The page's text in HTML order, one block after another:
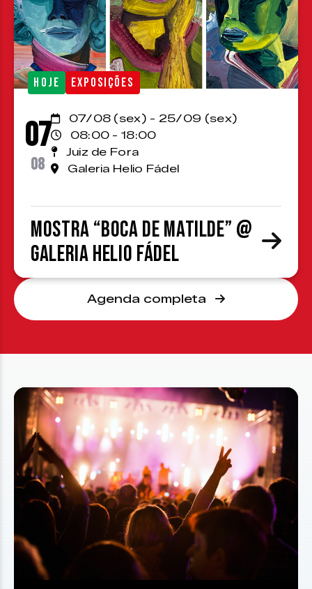
HOJE EXPOSIÇÕES
07
08
07/08 (sex) - 25/09 (sex)
08:00 - 18:00
Juiz de Fora
Galeria Helio Fádel
Mostra “Boca de Matilde” @
Galeria Helio Fádel
Agenda completa